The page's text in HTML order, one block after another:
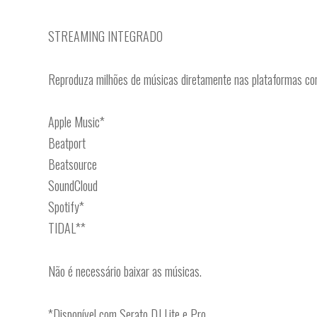
STREAMING INTEGRADO
Reproduza milhões de músicas diretamente nas plataformas
Apple Music*
Beatport
Beatsource
SoundCloud
Spotify*
TIDAL**
Não é necessário baixar as músicas.